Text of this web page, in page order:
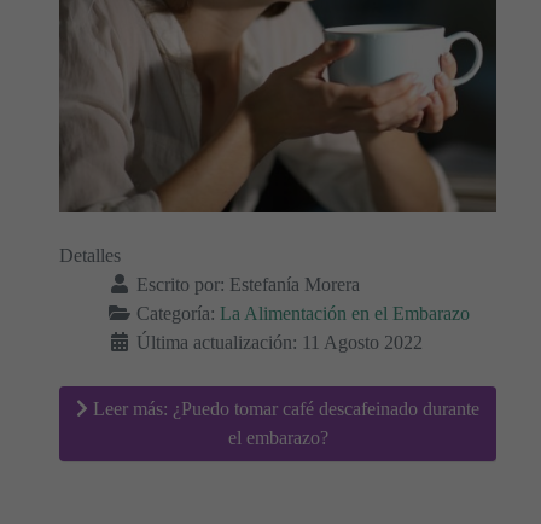
Detalles
Escrito por: Estefanía Morera
Categoría: La Alimentación en el Embarazo
Última actualización: 11 Agosto 2022
Leer más: ¿Puedo tomar café descafeinado durante
el embarazo?